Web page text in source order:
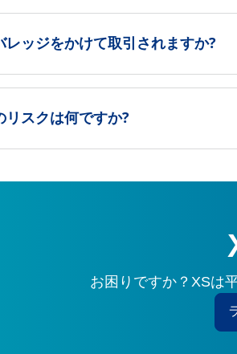
レッジをかけて取引されますか?
リスクは何ですか?
お困りですか？XSは